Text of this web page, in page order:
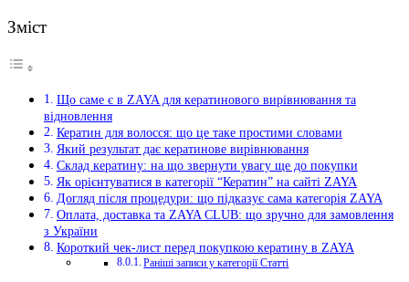
Зміст
Що саме є в ZAYA для кератинового вирівнювання та
відновлення
Кератин для волосся: що це таке простими словами
Який результат дає кератинове вирівнювання
Склад кератину: на що звернути увагу ще до покупки
Як орієнтуватися в категорії “Кератин” на сайті ZAYA
Догляд після процедури: що підказує сама категорія ZAYA
Оплата, доставка та ZAYA CLUB: що зручно для замовлення
з України
Короткий чек-лист перед покупкою кератину в ZAYA
Раніші записи у категорії Статті